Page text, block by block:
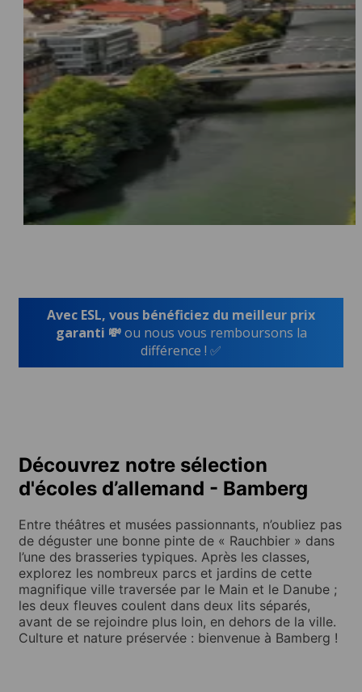
Avec ESL, vous bénéficiez du meilleur prix
garanti 💸ou nous vous remboursons la
différence ! ✅
Découvrez notre sélection
d'écoles d’allemand - Bamberg
Entre théâtres et musées passionnants, n’oubliez pas
de déguster une bonne pinte de « Rauchbier » dans
l’une des brasseries typiques. Après les classes,
explorez les nombreux parcs et jardins de cette
magnifique ville traversée par le Main et le Danube ;
les deux fleuves coulent dans deux lits séparés,
avant de se rejoindre plus loin, en dehors de la ville.
Culture et nature préservée : bienvenue à Bamberg !